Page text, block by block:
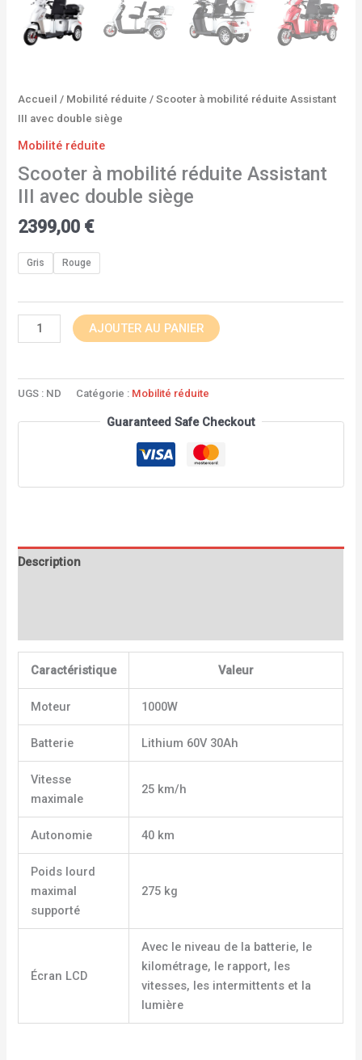
Accueil / Mobilité réduite / Scooter à mobilité réduite Assistant
III avec double siège
Mobilité réduite
Scooter à mobilité réduite Assistant
III avec double siège
2399,00 €
Gris Rouge
AJOUTER AU PANIER
UGS : ND Catégorie : Mobilité réduite
Guaranteed Safe Checkout
Description
Caractéristique Valeur
Moteur 1000W
Batterie Lithium 60V 30Ah
Vitesse
maximale
25 km/h
Autonomie 40 km
Poids lourd
maximal
supporté
275 kg
Écran LCD
Avec le niveau de la batterie, le
kilométrage, le rapport, les
vitesses, les intermittents et la
lumière